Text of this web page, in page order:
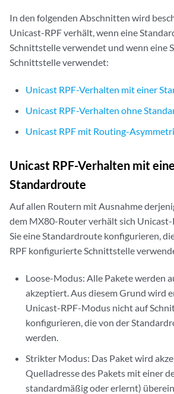
In den folgenden Abschnitten wird
Unicast-RPF verhält, wenn eine
Schnittstelle verwendet und wenn eine
Schnittstelle verwendet:
Unicast RPF-Verhalten mit einer
Unicast RPF-Verhalten ohne
Unicast RPF mit Routing-
Unicast RPF-Verhalten mit
Standardroute
Auf allen Routern mit Ausnahme
dem MX80-Router verhält sich Unicast-
Sie eine Standardroute konfigurieren,
RPF konfigurierte Schnittstelle
Loose-Modus: Alle Pakete werden
akzeptiert. Aus diesem Grund wird
Unicast-RPF-Modus nicht auf
konfigurieren, die von der
werden.
Strikter Modus: Das Paket wird
Quelladresse des Pakets mit einer
standardmäßig oder erlernt)